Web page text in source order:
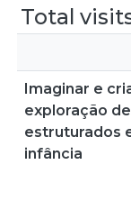
Total
Imaginar e
exploração
estruturados
infância